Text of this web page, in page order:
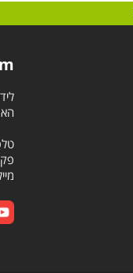
לידר
האומן
טלפון:
פקס: